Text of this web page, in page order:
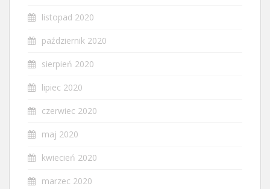
listopad 2020
październik 2020
sierpień 2020
lipiec 2020
czerwiec 2020
maj 2020
kwiecień 2020
marzec 2020